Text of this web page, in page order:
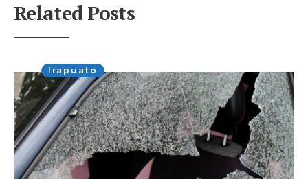
Related Posts
Irapuato